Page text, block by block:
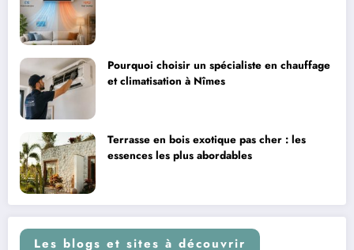
Pourquoi choisir un spécialiste en chauffage
et climatisation à Nîmes
Terrasse en bois exotique pas cher : les
essences les plus abordables
Les blogs et sites à découvrir